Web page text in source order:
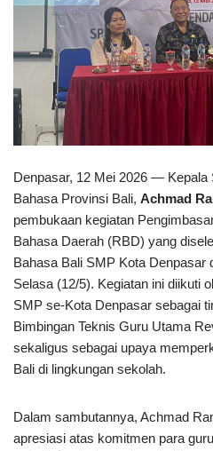
Denpasar, 12 Mei 2026 — Kepala
Bahasa Provinsi Bali, Achmad
pembukaan kegiatan
Bahasa Daerah (RBD) yang
Bahasa Bali SMP Kota Denpasar
Selasa (12/5). Kegiatan ini diikuti
SMP se-Kota Denpasar sebagai
Bimbingan Teknis Guru Utama
sekaligus sebagai upaya
Bali di lingkungan sekolah.
Dalam sambutannya, Achmad
apresiasi atas komitmen para